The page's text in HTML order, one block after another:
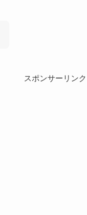
スポンサーリンク